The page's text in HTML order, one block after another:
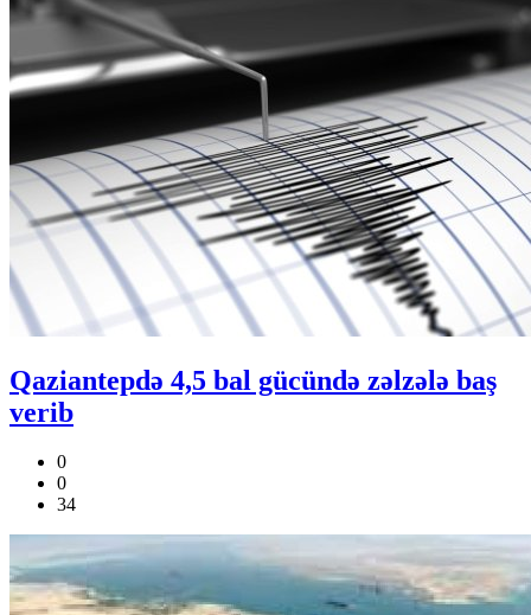
Qaziantepdə 4,5 bal gücündə zəlzələ baş
verib
0
0
34